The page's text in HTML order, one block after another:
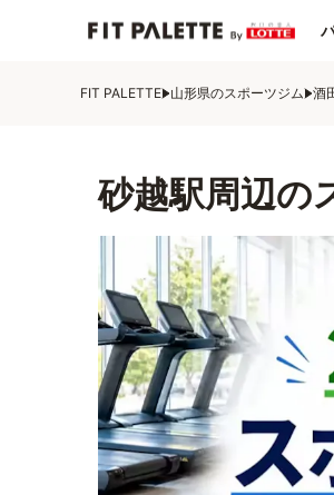
FIT PALETTE 山形県のスポーツジム 酒
砂越駅周辺の